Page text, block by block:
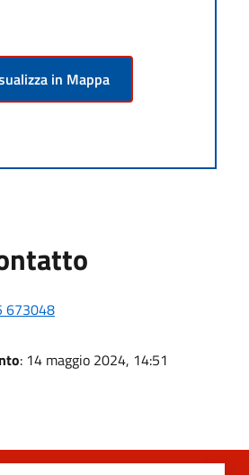
in Mappa
673048
: 14 maggio 2024, 14:51